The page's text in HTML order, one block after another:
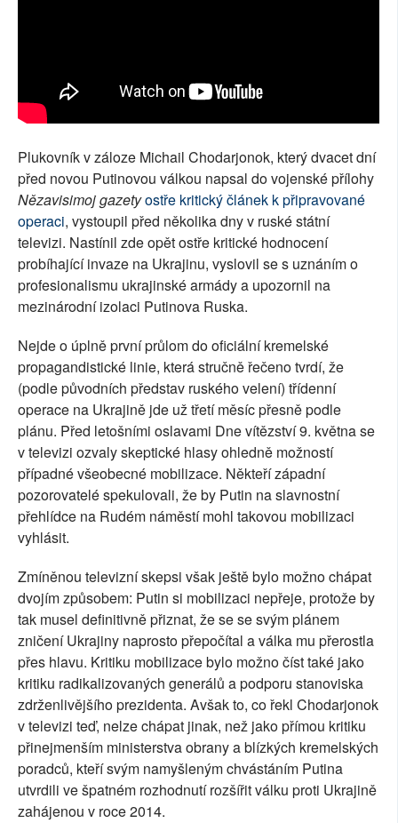
Plukovník v záloze Michail Chodarjonok, který dvacet dní
před novou Putinovou válkou napsal do vojenské přílohy
Nězavisimoj gazetyostře kritický článek k připravované
operaci, vystoupil před několika dny v ruské státní
televizi. Nastínil zde opět ostře kritické hodnocení
probíhající invaze na Ukrajinu, vyslovil se s uznáním o
profesionalismu ukrajinské armády a upozornil na
mezinárodní izolaci Putinova Ruska.
Nejde o úplně první průlom do oficiální kremelské
propagandistické linie, která stručně řečeno tvrdí, že
(podle původních představ ruského velení) třídenní
operace na Ukrajině jde už třetí měsíc přesně podle
plánu. Před letošními oslavami Dne vítězství 9. května se
v televizi ozvaly skeptické hlasy ohledně možností
případné všeobecné mobilizace. Někteří západní
pozorovatelé spekulovali, že by Putin na slavnostní
přehlídce na Rudém náměstí mohl takovou mobilizaci
vyhlásit.
Zmíněnou televizní skepsi však ještě bylo možno chápat
dvojím způsobem: Putin si mobilizaci nepřeje, protože by
tak musel definitivně přiznat, že se se svým plánem
zničení Ukrajiny naprosto přepočítal a válka mu přerostla
přes hlavu. Kritiku mobilizace bylo možno číst také jako
kritiku radikalizovaných generálů a podporu stanoviska
zdrženlivějšího prezidenta. Avšak to, co řekl Chodarjonok
v televizi teď, nelze chápat jinak, než jako přímou kritiku
přinejmenším ministerstva obrany a blízkých kremelských
poradců, kteří svým namyšleným chvástáním Putina
utvrdili ve špatném rozhodnutí rozšířit válku proti Ukrajině
zahájenou v roce 2014.